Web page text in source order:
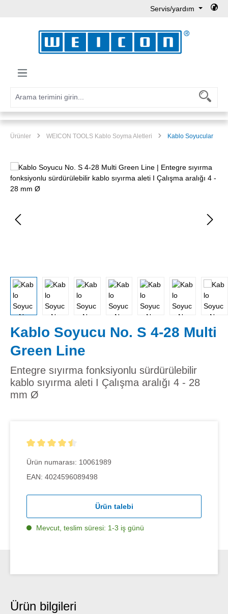
Servis/yardım
Ürünler WEICON TOOLS Kablo Soyma Aletleri Kablo Soyucular
Resim galerisini atla
Kablo Soyucu No. S 4-28 Multi
Green Line
Entegre sıyırma fonksiyonlu sürdürülebilir
kablo sıyırma aleti I Çalışma aralığı 4 - 28
mm Ø
Ürün numarası: 10061989
EAN: 4024596089498
Ürün talebi
Mevcut, teslim süresi: 1-3 iş günü
Ürün bilgileri